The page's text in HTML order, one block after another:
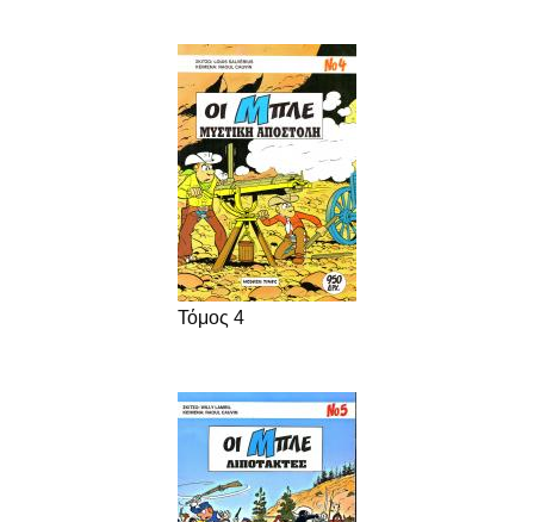
Τόμος 4